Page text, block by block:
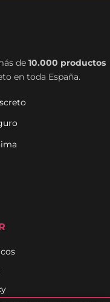
de 10.000 productos
en toda España.